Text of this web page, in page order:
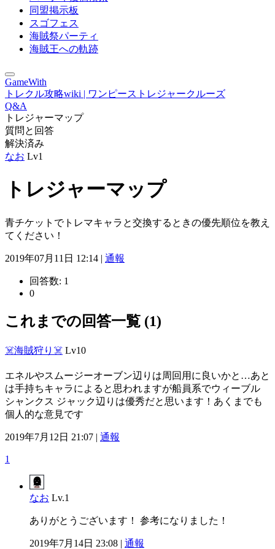
同盟掲示板
スゴフェス
海賊祭パーティ
海賊王への軌跡
GameWith
トレクル攻略wiki | ワンピーストレジャークルーズ
Q&A
トレジャーマップ
質問と回答
解決済み
なお Lv1
トレジャーマップ
青チケットでトレマキャラと交換するときの優先順位を教え
てください！
2019年07月11日 12:14 | 通報
回答数: 1
0
これまでの回答一覧 (1)
☠️海賊狩り☠️ Lv10
エネルやスムージーオーブン辺りは周回用に良いかと…あと
は手持ちキャラによると思われますが船員系でウィーブル
シャンクス ジャック辺りは優秀だと思います！あくまでも
個人的な意見です
2019年7月12日 21:07 | 通報
1
なお Lv.1
ありがとうございます！ 参考になりました！
2019年7月14日 23:08 | 通報